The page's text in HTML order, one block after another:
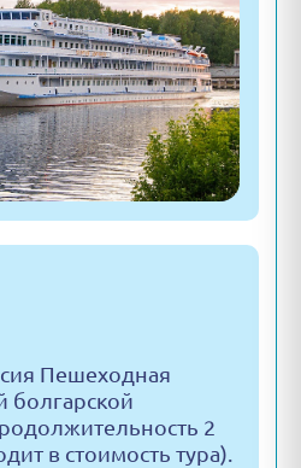
Пешеходная
болгарской
2
в стоимость тура).